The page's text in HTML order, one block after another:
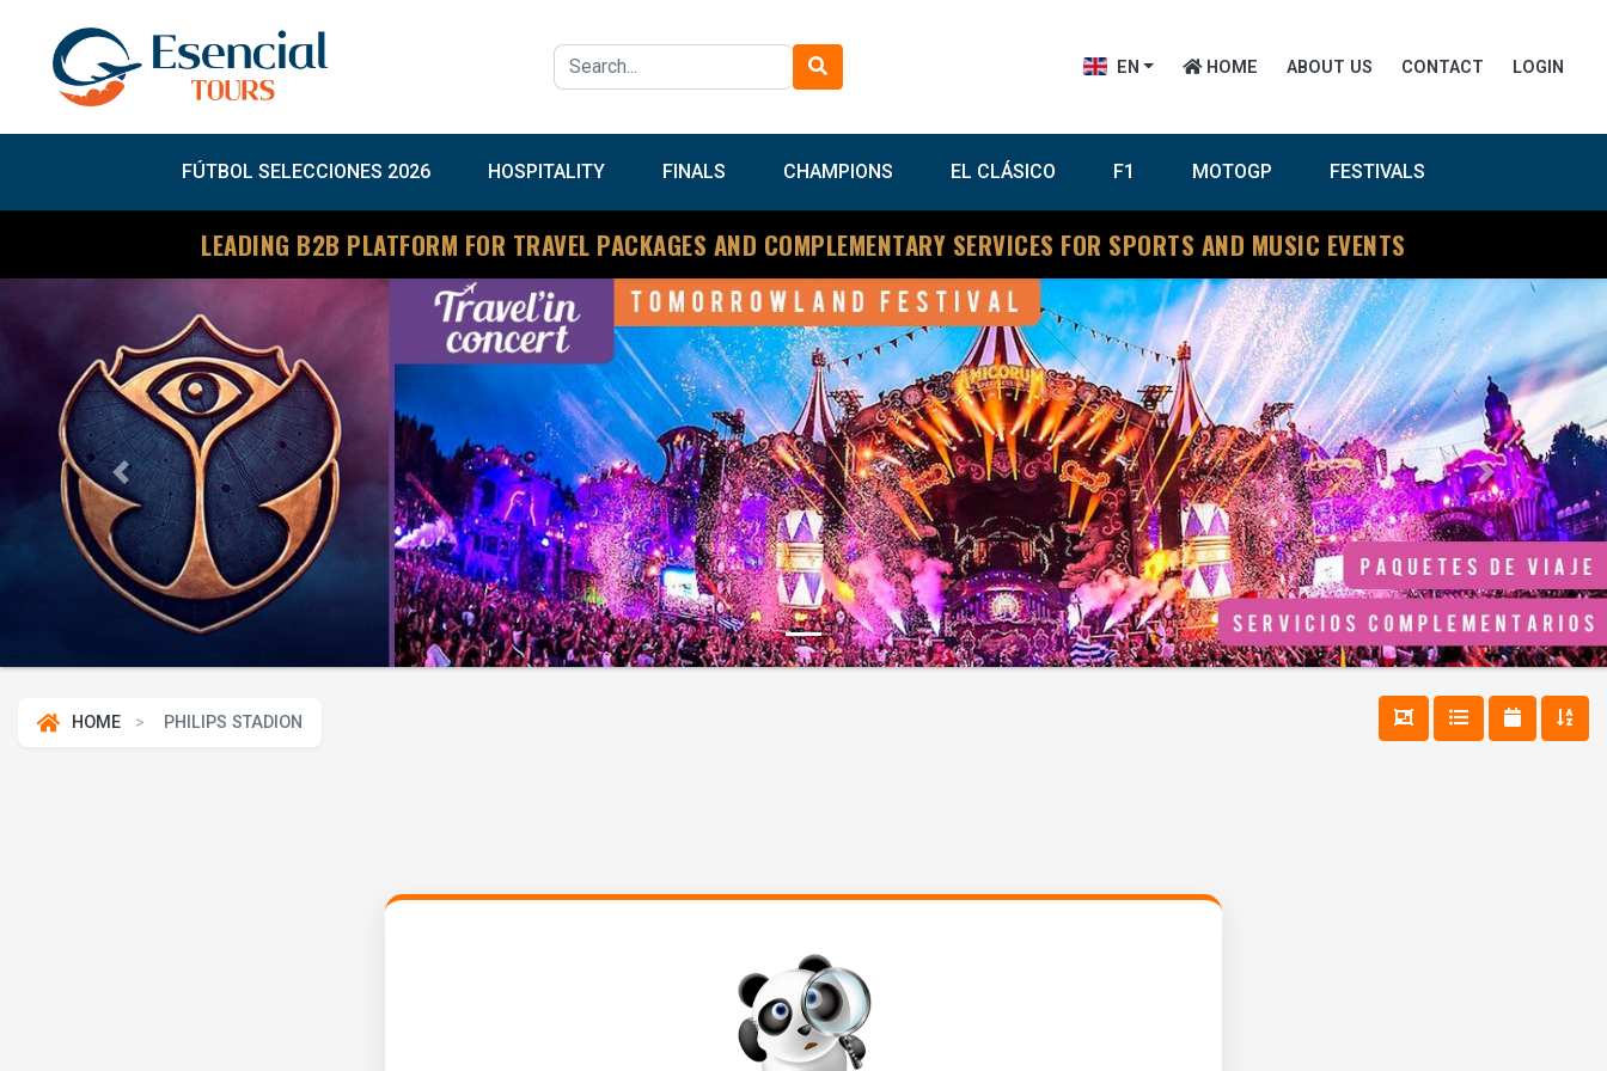
EN HOME ABOUT US CONTACT LOGIN
FÚTBOL SELECCIONES 2026 HOSPITALITY FINALS CHAMPIONS EL CLÁSICO F1 MOTOGP FESTIVALS
LEADING B2B PLATFORM FOR TRAVEL PACKAGES AND COMPLEMENTARY SERVICES FOR SPORTS AND MUSIC EVENTS
Previous Next
HOME PHILIPS STADION